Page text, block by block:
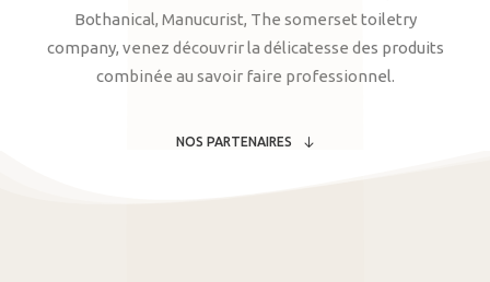
Bothanical, Manucurist, The somerset toiletry
company, venez découvrir la délicatesse des produits
combinée au savoir faire professionnel.
NOS PARTENAIRES